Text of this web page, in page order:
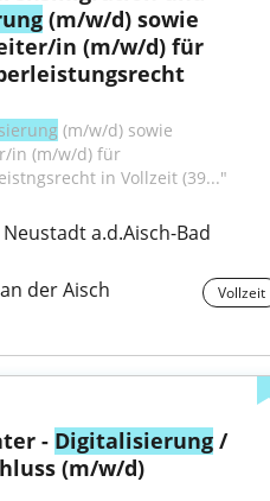
(m/w/d) sowie
in (m/w/d) für
(m/w/d) sowie
in (m/w/d) für
in Vollzeit (39..."
a.d.Aisch-Bad
der Aisch
Vollzeit
- Digitalisierung /
(m/w/d)